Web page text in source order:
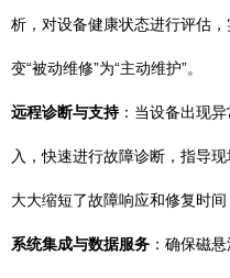
析，对设备健康状态进行评估
变“被动维修”为“主动维护”。
远程诊断与支持：当设备出现
入，快速进行故障诊断，指导
大大缩短了故障响应和修复时间
系统集成与数据服务 ：确保磁